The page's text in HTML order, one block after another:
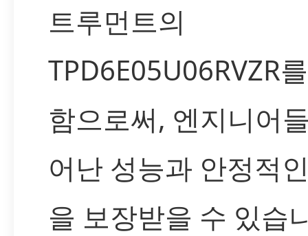
트루먼트의
TPD6E05U06RVZR
함으로써, 엔지니어
어난 성능과 안정적
을 보장받을 수 있습